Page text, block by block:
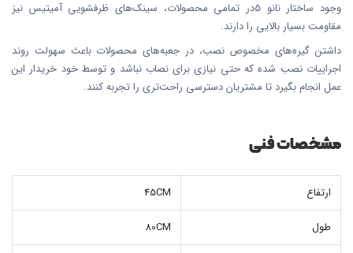
وجود ساختار نانو 5در تمامی محصولات، سینک‌های ظرفشویی آمیتیس نیز
مقاومت بسیار بالایی را دارند.
داشتن گیره‌های مخصوص نصب، در جعبه‌های محصولات باعث سهولت روند
اجراییات نصب شده که حتی نیازی برای نصاب نباشد و توسط خود خریدار این
عمل انجام بگیرد تا مشتریان دسترسی راحت‌تری را تجربه کنند.
مشخصات فنی
ارتفاع 45CM
طول 80CM